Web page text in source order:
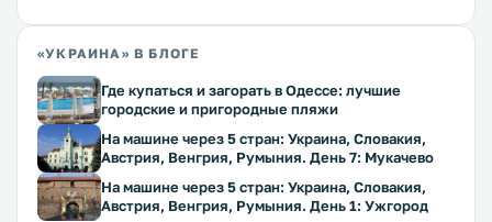
«УКРАИНА» В БЛОГЕ
Где купаться и загорать в Одессе: лучшие
городские и пригородные пляжи
На машине через 5 стран: Украина, Словакия,
Австрия, Венгрия, Румыния. День 7: Мукачево
На машине через 5 стран: Украина, Словакия,
Австрия, Венгрия, Румыния. День 1: Ужгород